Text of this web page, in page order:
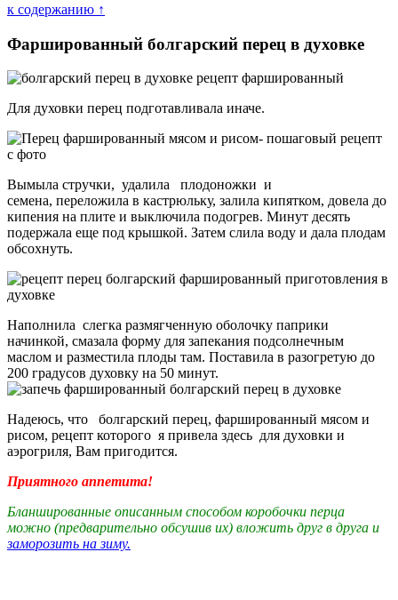
к содержанию ↑
Фаршированный болгарский перец в духовке
Для духовки перец подготавливала иначе.
Вымыла стручки, удалила плодоножки и
семена, переложила в кастрюльку, залила кипятком, довела до
кипения на плите и выключила подогрев. Минут десять
подержала еще под крышкой. Затем слила воду и дала плодам
обсохнуть.
Наполнила слегка размягченную оболочку паприки
начинкой, смазала форму для запекания подсолнечным
маслом и разместила плоды там. Поставила в разогретую до
200 градусов духовку на 50 минут.
Надеюсь, что болгарский перец, фаршированный мясом и
рисом, рецепт которого я привела здесь для духовки и
аэрогриля, Вам пригодится.
Приятного аппетита!
Бланшированные описанным способом коробочки перца
можно (предварительно обсушив их) вложить друг в друга и
заморозить на зиму.